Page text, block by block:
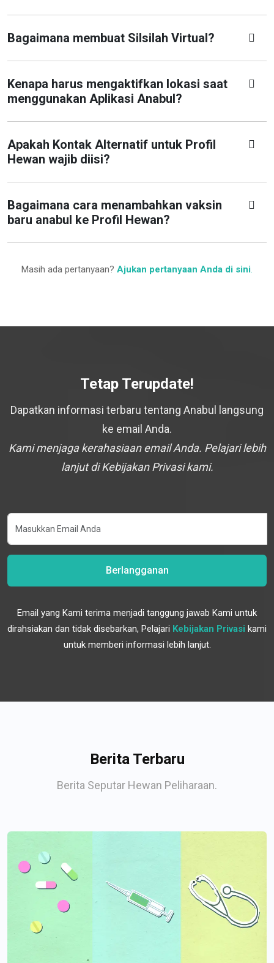
Bagaimana membuat Silsilah Virtual?
Kenapa harus mengaktifkan lokasi saat
menggunakan Aplikasi Anabul?
Apakah Kontak Alternatif untuk Profil
Hewan wajib diisi?
Bagaimana cara menambahkan vaksin
baru anabul ke Profil Hewan?
Masih ada pertanyaan? Ajukan pertanyaan Anda di sini.
Tetap Terupdate!
Dapatkan informasi terbaru tentang Anabul langsung
ke email Anda.
Kami menjaga kerahasiaan email Anda. Pelajari lebih
lanjut di Kebijakan Privasi kami.
Berlangganan
Email yang Kami terima menjadi tanggung jawab Kami untuk
dirahsiakan dan tidak disebarkan, Pelajari Kebijakan Privasi kami
untuk memberi informasi lebih lanjut.
Berita Terbaru
Berita Seputar Hewan Peliharaan.